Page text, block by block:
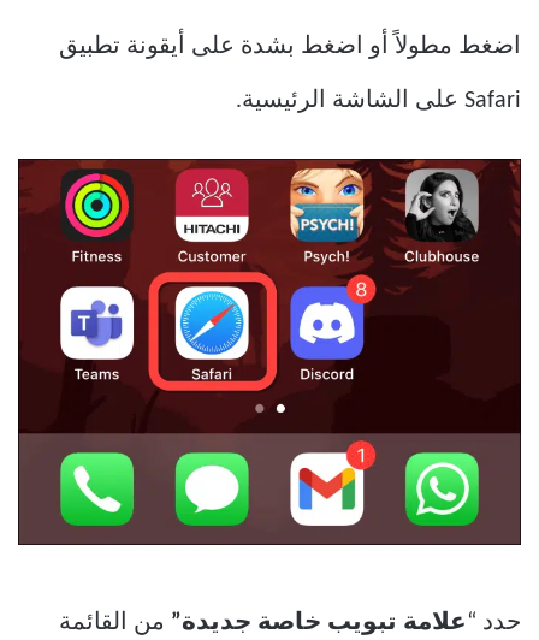
اضغط مطولاً أو اضغط بشدة على أيقونة تطبيق
Safari على الشاشة الرئيسية.
حدد “ علامة تبويب خاصة جديدة” من القائمة